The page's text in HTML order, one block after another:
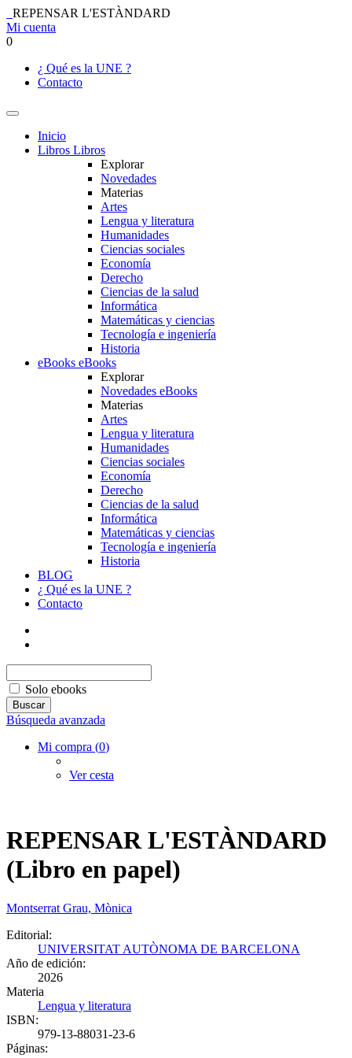
REPENSAR L'ESTÀNDARD
Mi cuenta
0
¿ Qué es la UNE ?
Contacto
Inicio
Libros Libros
Explorar
Novedades
Materias
Artes
Lengua y literatura
Humanidades
Ciencias sociales
Economía
Derecho
Ciencias de la salud
Informática
Matemáticas y ciencias
Tecnología e ingeniería
Historia
eBooks eBooks
Explorar
Novedades eBooks
Materias
Artes
Lengua y literatura
Humanidades
Ciencias sociales
Economía
Derecho
Ciencias de la salud
Informática
Matemáticas y ciencias
Tecnología e ingeniería
Historia
BLOG
¿ Qué es la UNE ?
Contacto
Solo ebooks
Búsqueda avanzada
Mi compra (0)
Ver cesta
REPENSAR L'ESTÀNDARD
(Libro en papel)
Montserrat Grau, Mònica
Editorial:
UNIVERSITAT AUTÒNOMA DE BARCELONA
Año de edición:
2026
Materia
Lengua y literatura
ISBN:
979-13-88031-23-6
Páginas: